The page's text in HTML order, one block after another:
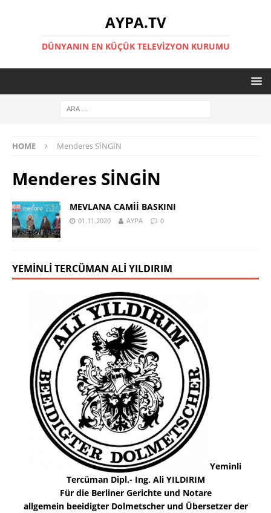
AYPA.TV
DÜNYANIN EN KÜÇÜK TELEVIZYON KURUMU
HOME Menderes SİNGİN
Menderes SİNGİN
MEVLANA CAMİİ BASKINI
01.11.2020 AYPA 0
YEMINLI TERCÜMAN ALI YILDIRIM
Yeminli
Tercüman Dipl.- Ing. Ali YILDIRIM
Für die Berliner Gerichte und Notare
allgemein beeidigter Dolmetscher und Übersetzer der